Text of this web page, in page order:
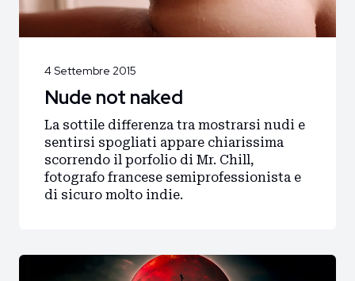
4 Settembre 2015
Nude not naked
La sottile differenza tra mostrarsi nudi e
sentirsi spogliati appare chiarissima
scorrendo il porfolio di Mr. Chill,
fotografo francese semiprofessionista e
di sicuro molto indie.